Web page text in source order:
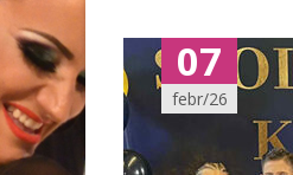
07
febr/26